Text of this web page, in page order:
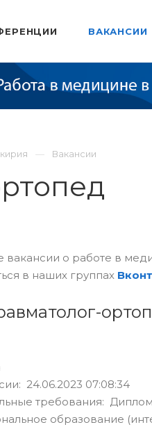
ВАКАНСИИ
Вакансии
вакансии о работе в
в наших группах
24.06.2023 07:08:34
требования:
образование